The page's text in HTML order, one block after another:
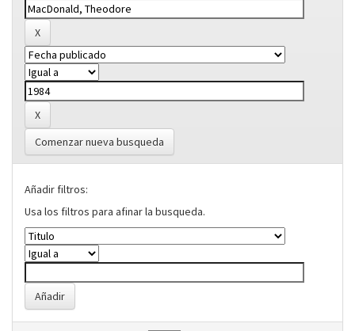
Comenzar nueva busqueda
Añadir filtros:
Usa los filtros para afinar la busqueda.